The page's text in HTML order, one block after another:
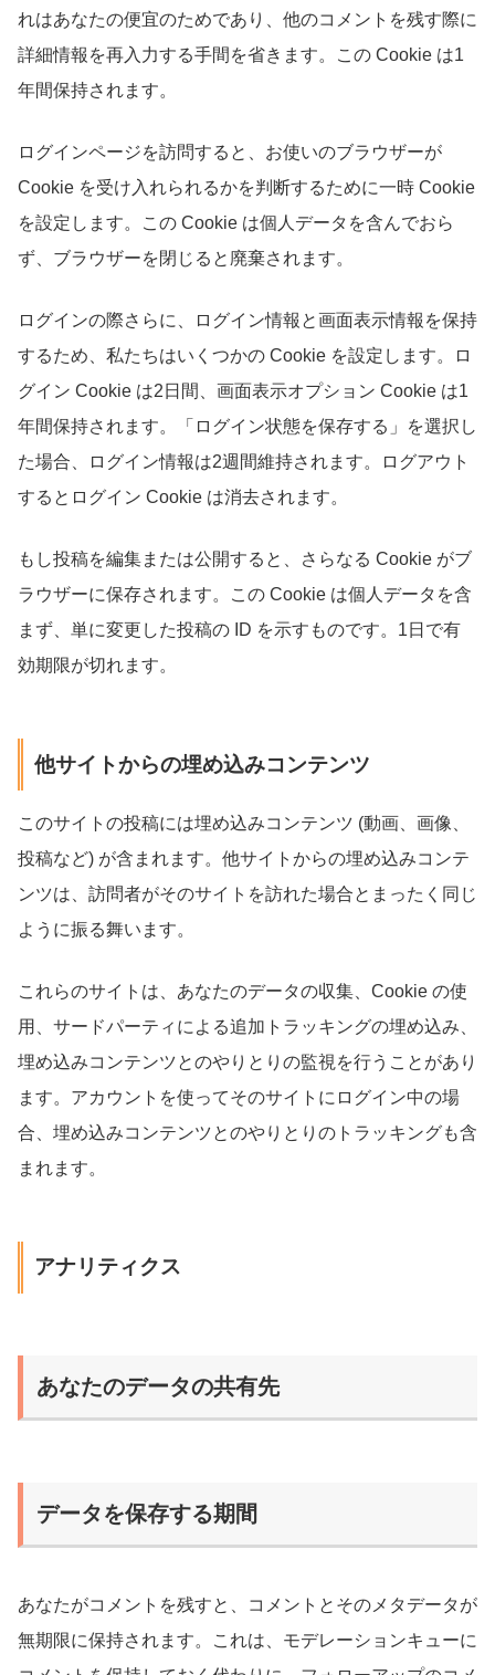
れはあなたの便宜のためであり、他のコメントを残す際に
詳細情報を再入力する手間を省きます。この Cookie は1
年間保持されます。
ログインページを訪問すると、お使いのブラウザーが
Cookie を受け入れられるかを判断するために一時 Cookie
を設定します。この Cookie は個人データを含んでおら
ず、ブラウザーを閉じると廃棄されます。
ログインの際さらに、ログイン情報と画面表示情報を保持
するため、私たちはいくつかの Cookie を設定します。ロ
グイン Cookie は2日間、画面表示オプション Cookie は1
年間保持されます。「ログイン状態を保存する」を選択し
た場合、ログイン情報は2週間維持されます。ログアウト
するとログイン Cookie は消去されます。
もし投稿を編集または公開すると、さらなる Cookie がブ
ラウザーに保存されます。この Cookie は個人データを含
まず、単に変更した投稿の ID を示すものです。1日で有
効期限が切れます。
他サイトからの埋め込みコンテンツ
このサイトの投稿には埋め込みコンテンツ (動画、画像、
投稿など) が含まれます。他サイトからの埋め込みコンテ
ンツは、訪問者がそのサイトを訪れた場合とまったく同じ
ように振る舞います。
これらのサイトは、あなたのデータの収集、Cookie の使
用、サードパーティによる追加トラッキングの埋め込み、
埋め込みコンテンツとのやりとりの監視を行うことがあり
ます。アカウントを使ってそのサイトにログイン中の場
合、埋め込みコンテンツとのやりとりのトラッキングも含
まれます。
アナリティクス
あなたのデータの共有先
データを保存する期間
あなたがコメントを残すと、コメントとそのメタデータが
無期限に保持されます。これは、モデレーションキューに